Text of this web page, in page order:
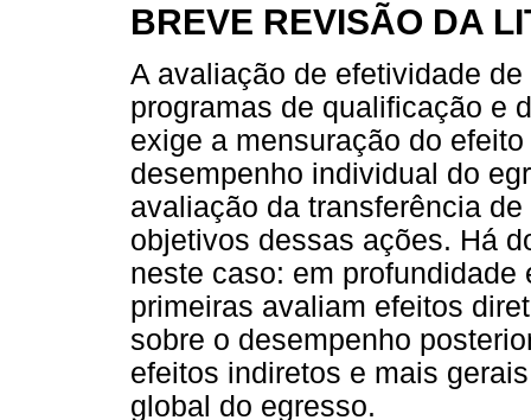
BREVE REVISÃO DA
A avaliação de efetividade
programas de qualificação e
exige a mensuração do
desempenho individual do
avaliação da transferência
objetivos dessas ações. Há
neste caso: em
primeiras avaliam efeitos
sobre o desempenho
efeitos indiretos e mais
global do egresso.